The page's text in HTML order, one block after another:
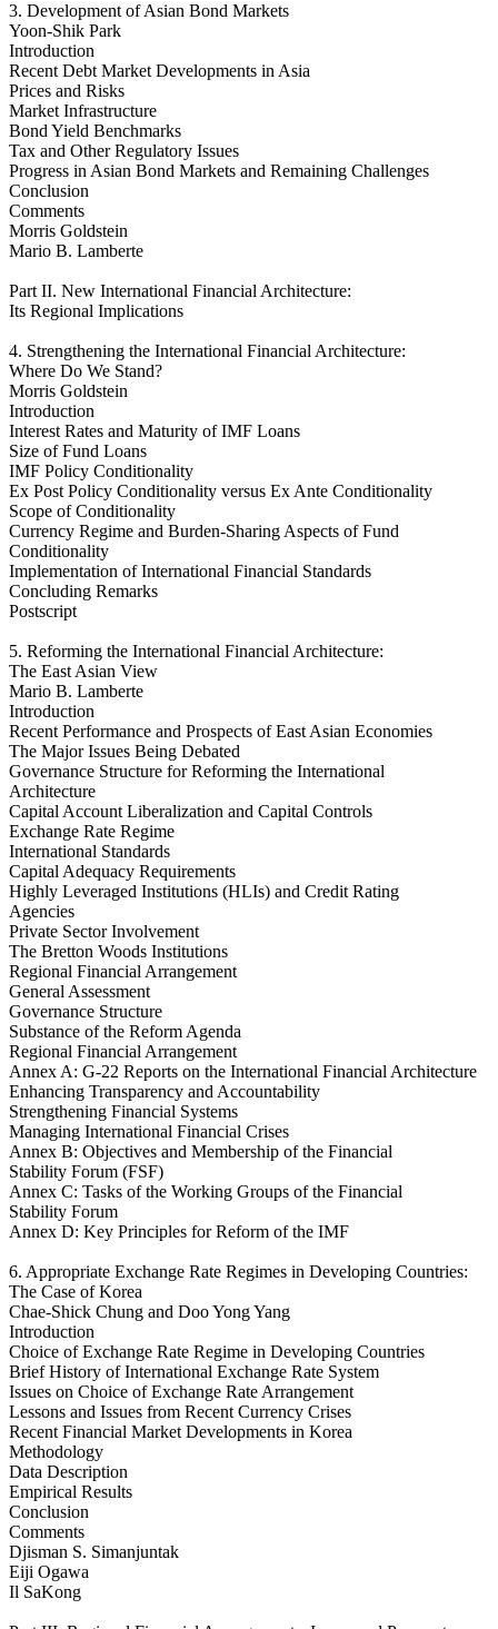
3. Development of Asian Bond Markets
Yoon-Shik Park
Introduction
Recent Debt Market Developments in Asia
Prices and Risks
Market Infrastructure
Bond Yield Benchmarks
Tax and Other Regulatory Issues
Progress in Asian Bond Markets and Remaining Challenges
Conclusion
Comments
Morris Goldstein
Mario B. Lamberte
Part II. New International Financial Architecture:
Its Regional Implications
4. Strengthening the International Financial Architecture:
Where Do We Stand?
Morris Goldstein
Introduction
Interest Rates and Maturity of IMF Loans
Size of Fund Loans
IMF Policy Conditionality
Ex Post Policy Conditionality versus Ex Ante Conditionality
Scope of Conditionality
Currency Regime and Burden-Sharing Aspects of Fund
Conditionality
Implementation of International Financial Standards
Concluding Remarks
Postscript
5. Reforming the International Financial Architecture:
The East Asian View
Mario B. Lamberte
Introduction
Recent Performance and Prospects of East Asian Economies
The Major Issues Being Debated
Governance Structure for Reforming the International
Architecture
Capital Account Liberalization and Capital Controls
Exchange Rate Regime
International Standards
Capital Adequacy Requirements
Highly Leveraged Institutions (HLIs) and Credit Rating
Agencies
Private Sector Involvement
The Bretton Woods Institutions
Regional Financial Arrangement
General Assessment
Governance Structure
Substance of the Reform Agenda
Regional Financial Arrangement
Annex A: G-22 Reports on the International Financial Architecture
Enhancing Transparency and Accountability
Strengthening Financial Systems
Managing International Financial Crises
Annex B: Objectives and Membership of the Financial
Stability Forum (FSF)
Annex C: Tasks of the Working Groups of the Financial
Stability Forum
Annex D: Key Principles for Reform of the IMF
6. Appropriate Exchange Rate Regimes in Developing Countries:
The Case of Korea
Chae-Shick Chung and Doo Yong Yang
Introduction
Choice of Exchange Rate Regime in Developing Countries
Brief History of International Exchange Rate System
Issues on Choice of Exchange Rate Arrangement
Lessons and Issues from Recent Currency Crises
Recent Financial Market Developments in Korea
Methodology
Data Description
Empirical Results
Conclusion
Comments
Djisman S. Simanjuntak
Eiji Ogawa
Il SaKong